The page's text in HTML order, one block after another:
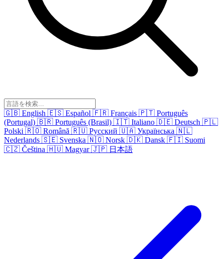
🇬🇧 English 🇪🇸 Español 🇫🇷 Français 🇵🇹 Português
(Portugal) 🇧🇷 Português (Brasil) 🇮🇹 Italiano 🇩🇪 Deutsch 🇵🇱
Polski 🇷🇴 Română 🇷🇺 Русский 🇺🇦 Українська 🇳🇱
Nederlands 🇸🇪 Svenska 🇳🇴 Norsk 🇩🇰 Dansk 🇫🇮 Suomi
🇨🇿 Čeština 🇭🇺 Magyar 🇯🇵 日本語